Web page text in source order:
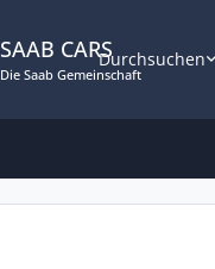
SAAB CARS
Die Saab Gemeinschaft
Durchsuchen